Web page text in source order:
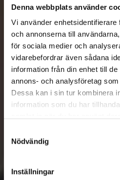
Denna webbplats använder
Vi använder
och annonserna till
för sociala medier och
vidarebefordrar även sådana
information från din enhet till
annons- och analysföretag
Dessa kan i sin tur kombinera
information som du har
Nödvändig
Inställningar